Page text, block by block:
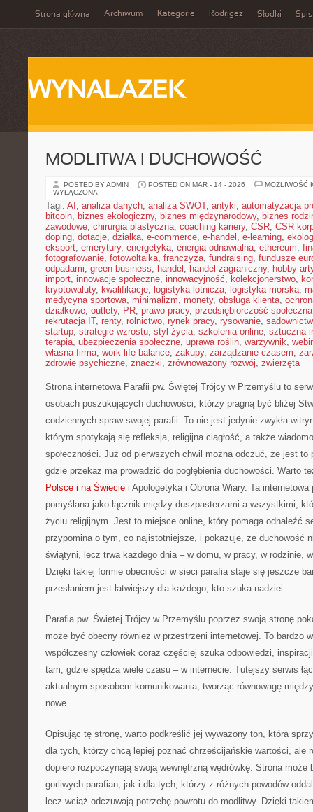
Strona główna Archiwum Kategorie Rodrigez Słodki Spis
WYNALAZEK
MODLITWA I DUCHOWOŚĆ
POSTED BY ADMIN POSTED ON MAR - 14 - 2026
MOŻLIWOŚĆ
WYŁĄCZONA
Tagi: AI , analiza danych, analiza SWOT, antyki, automatyzacja
bitcoin, biznes ekologiczny, biznes międzynarodowy, biznes
zawodowe, chirurgia plastyczna, coaching kariery, CSR, CSR
doping, dotacje, działka, e-commerce, e-handel , e-learning,
eksport, emerytury, energetyka, energia odnawialna, ethereum,
fotografowanie, fotowoltaika, franczyza, fundraising, fundusze
odpadami, green business, handel , handel zagraniczny, hobby
import, innowacje społeczne, innowacyjność, kolekcjonerstwo,
kryptowaluty, kwalifikacje, logistyka lotnicza, logistyka morska,
medycyna sportowa, minimalizm, monety, obsługa klienta,
działkowe, outlety, PR, prawo pracy, przedsiębiorczość społeczna
rekrutacja IT, renty, rolnictwo, rynek pracy, rysowanie,
startup, strategie wzrostu, styl życia, szkolenia online, sztuczna
terapia, ubezpieczenia społeczne, uprawa roślin, warzywnik,
własna firma, work-life balance, zakupy, zarządzanie czasem,
zdrowie psychiczne, znaczki, zrównoważony rozwój, zwierzęta
Strona internetowa Parafii pw. Świętej Trójcy w Przemyślu to
osobach poszukujących duchowości, którzy pragną być bliżej
codziennych spraw swojej parafii. To nie jest jedynie zwykła
którym spotykają się refleksja, religijna ciągłość, a także
społeczności. Już od pierwszych chwil można odczuć, że jest to
gdzie przekaz ma prowadzić do pogłębienia duchowości. Warto
Polsce i na Świecie i Apologetyka i Obrona Wiary. Ta internetowa
pomyślana jako łącznik między duszpasterzami a wszystkimi,
życiu religijnym. Jest to miejsce online, który pomaga odnaleźć
przypomina o tym, co najistotniejsze, i pokazuje, że duchowość
świątyni, lecz trwa każdego dnia – w domu, w pracy, w rodzinie,
Dzięki takiej formie obecności w sieci parafia staje się jeszcze
przesłaniem jest łatwiejszy dla każdego, kto szuka nadziei.
Parafia pw. Świętej Trójcy w Przemyślu poprzez swoją stronę
może być obecny również w przestrzeni internetowej. To bardzo
współczesny człowiek coraz częściej szuka odpowiedzi,
tam, gdzie spędza wiele czasu – w internecie. Tutejszy serwis
aktualnym sposobem komunikowania, tworząc równowagę
nowe.
Opisując tę stronę, warto podkreślić jej wyważony ton, która
dla tych, którzy chcą lepiej poznać chrześcijańskie wartości, ale
dopiero rozpoczynają swoją wewnętrzną wędrówkę. Strona może
gorliwych parafian, jak i dla tych, którzy z różnych powodów
lecz wciąż odczuwają potrzebę powrotu do modlitwy. Dzięki